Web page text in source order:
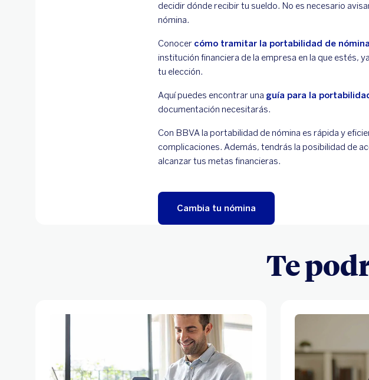
decidir dónde recibir tu sueldo. No es necesario
nómina.
Conocer cómo tramitar la portabilidad de nómina
institución financiera de la empresa en la que estés,
tu elección.
Aquí puedes encontrar una guía para la
documentación necesitarás.
Con BBVA la portabilidad de nómina es rápida y
complicaciones. Además, tendrás la posibilidad de
alcanzar tus metas financieras.
Cambia tu nómina
Te